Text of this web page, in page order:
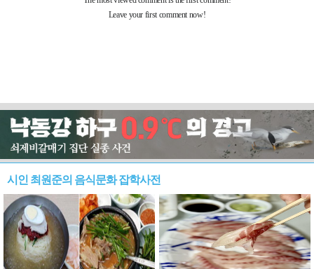
시인 최원준의 음식문화 잡학사전